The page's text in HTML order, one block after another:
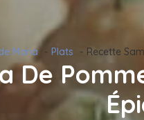
Maria Plats Recette
De